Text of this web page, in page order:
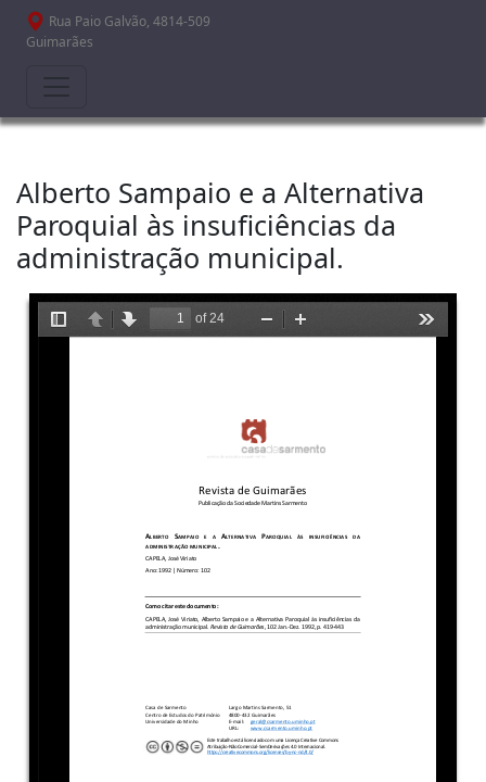
Passar para o conteúdo principal
Rua Paio Galvão, 4814-509
Guimarães
Alberto Sampaio e a Alternativa
Paroquial às insuficiências da
administração municipal.